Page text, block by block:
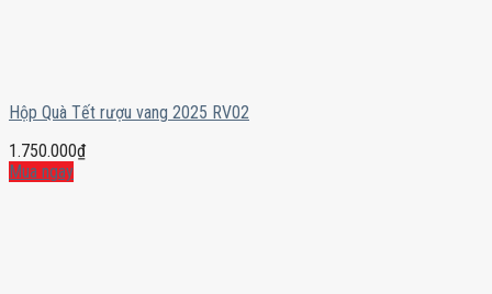
Hộp Quà Tết rượu vang 2025 RV02
1.750.000₫
Mua ngay